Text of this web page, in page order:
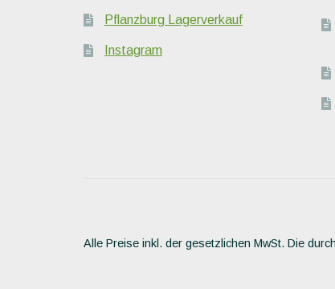
Pflanzburg Lagerverkauf
Instagram
Alle Preise inkl. der gesetzlichen MwSt. Die